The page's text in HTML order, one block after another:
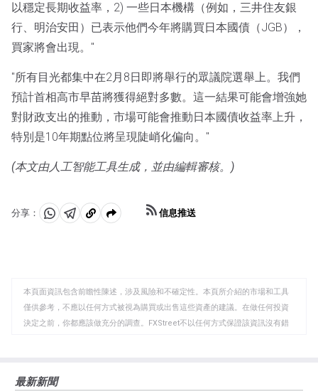
以穩定長期收益率，2) 一些日本機構（例如，三井住友銀
行、明治安田）已表示他們今年將購買日本國債（JGB），
買家將會出現。"
"所有目光都集中在2月8日即將舉行的眾議院選舉上。我們
預計首相高市早苗將獲得絕對多數。這一結果可能會增強她
對財政支出的推動，市場可能會推動日本國債收益率上升，
特別是10年期點位將呈現陡峭化偏向。"
(本文由人工智能工具生成，並由編輯審核。)
分享：
分 分 複
板
信息推送
本頁面資訊包含前瞻性陳述，涉及風險和不確定性。本頁所介紹的市場和工具
僅供參考，不應以任何方式被視為購買或出售這些資產的建議。在做任何投資
決定之前，你都應該做充分的調查。FXStreet不以任何方式保證該資訊沒有錯
觀點，並不代表FXStreet或其廣告商的官方政策或立場。作者不對本頁連結的
最新新聞